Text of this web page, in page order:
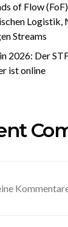
of Flow
Logistik,
Streams
2026: Der
ist online